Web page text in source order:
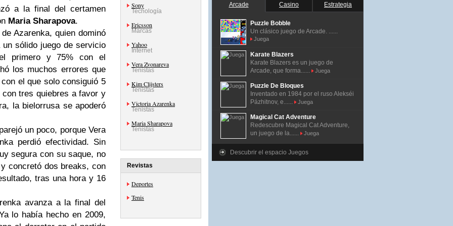
a la final del certamen
Maria Sharapova.
Azarenka, quien dominó
sólido juego de servicio
primero y 75% con el
los muchos errores que
el que solo consiguió 5
tres quiebres a favor y
la bielorrusa se apoderó
un poco, porqueVera
perdió efectividad. Sin
segura con su saque, no
concretó dos breaks, con
tras una hora y 16
avanza a la final del
lo había hecho en 2009,
Sony
Tecnología
Ericsson
Marcas
Yahoo
Internet
Vera Zvonareva
Tenistas
Kim Clijsters
Tenistas
Victoria Azarenka
Tenistas
Maria Sharapova
Tenistas
Revistas
Deportes
Tenis
Arcade Casino Estrategia
Puzzle Bobble
Un clásico juego de Arcade. ......
Juega
Karate Blazers
Karate Blazers es un juego de
Arcade, que forma......
Juega
Puzzle De Bloques
Inventado en 1984 por el ruso Alekséi
Pázhitnov, e......
Juega
Magical Cat Adventure
Redescubre Magical Cat Adventure,
un juego de la......
Juega
Descubrir el espacio Juegos